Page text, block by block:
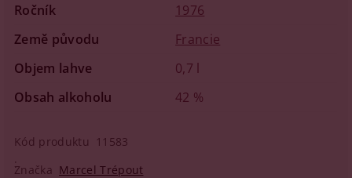
Ročník
1976
Země původu
Francie
Objem lahve
0,7 l
Obsah alkoholu
42 %
Kód produktu
11583
Značka Marcel Trépout